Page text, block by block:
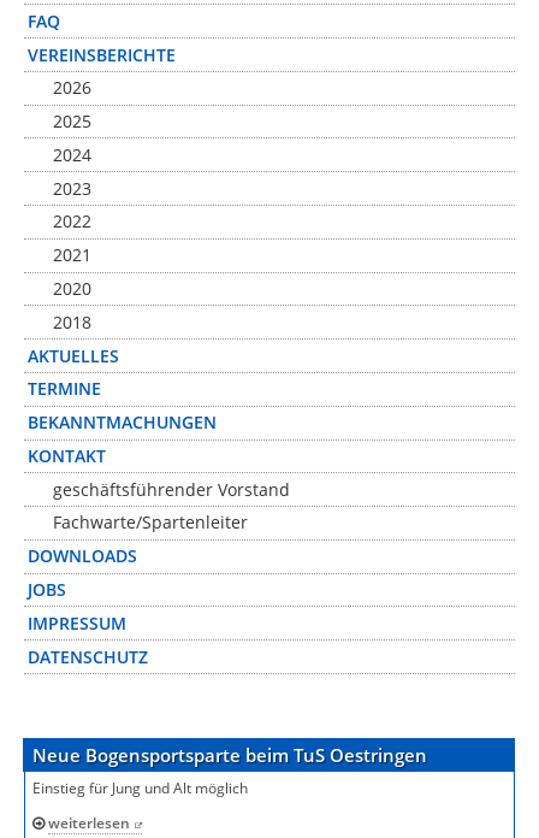
FAQ
VEREINSBERICHTE
2026
2025
2024
2023
2022
2021
2020
2018
AKTUELLES
TERMINE
BEKANNTMACHUNGEN
KONTAKT
geschäftsführender Vorstand
Fachwarte/Spartenleiter
DOWNLOADS
JOBS
IMPRESSUM
DATENSCHUTZ
Neue Bogensportsparte beim TuS Oestringen
Einstieg für Jung und Alt möglich
weiterlesen